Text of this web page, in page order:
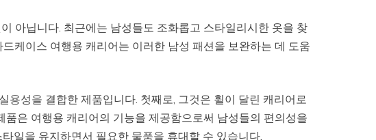
아닙니다. 최근에는 남성들도 조화롭고 스타일리시한 옷을 찾
케이스 여행용 캐리어는 이러한 남성 패션을 보완하는 데 도움
용성을 결합한 제품입니다. 첫째로, 그것은 휠이 달린 캐리어로
은 여행용 캐리어의 기능을 제공함으로써 남성들의 편의성을
일을 유지하면서 필요한 물품을 휴대할 수 있습니다.